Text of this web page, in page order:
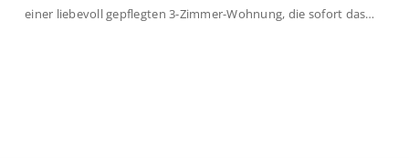
einer liebevoll gepflegten 3-Zimmer-Wohnung, die sofort das